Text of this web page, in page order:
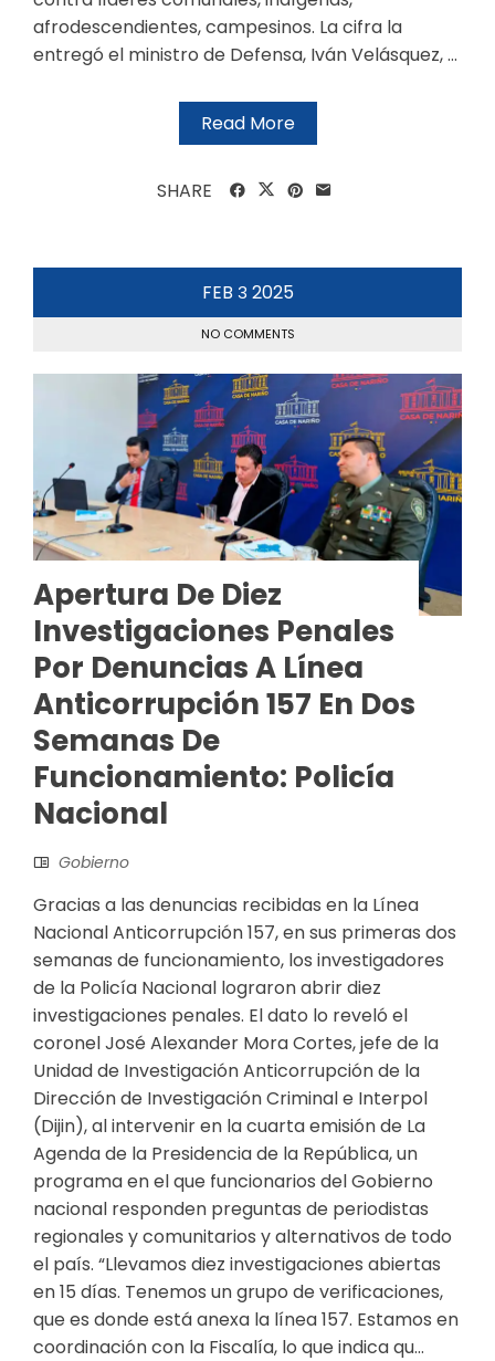
afrodescendientes, campesinos. La cifra la
entregó el ministro de Defensa, Iván Velásquez, ...
Read More
SHARE
FEB 3 2025
NO COMMENTS
Apertura De Diez
Investigaciones Penales
Por Denuncias A Línea
Anticorrupción 157 En Dos
Semanas De
Funcionamiento: Policía
Nacional
Gobierno
Gracias a las denuncias recibidas en la Línea
Nacional Anticorrupción 157, en sus primeras dos
semanas de funcionamiento, los investigadores
de la Policía Nacional lograron abrir diez
investigaciones penales. El dato lo reveló el
coronel José Alexander Mora Cortes, jefe de la
Unidad de Investigación Anticorrupción de la
Dirección de Investigación Criminal e Interpol
(Dijin), al intervenir en la cuarta emisión de La
Agenda de la Presidencia de la República, un
programa en el que funcionarios del Gobierno
nacional responden preguntas de periodistas
regionales y comunitarios y alternativos de todo
el país. “Llevamos diez investigaciones abiertas
en 15 días. Tenemos un grupo de verificaciones,
que es donde está anexa la línea 157. Estamos en
coordinación con la Fiscalía, lo que indica qu...